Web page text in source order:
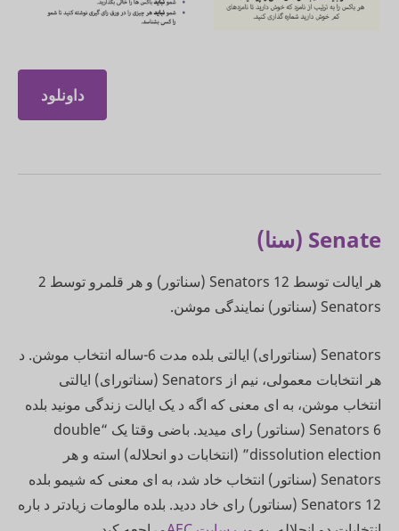
داونلود
Senate (سنا)
هر ایالت توسط 12 Senators (سناتور) و هر قلمرو توسط 2
Senators (سناتور) نمایندگی موشن.
Senators (سناتورای) ایالتی بلده مدت 6-ساله انتخاب موشن. د
هر انتخابات معمولی، نیم از Senators (سناتورای) ایالتی
انتخاب موشن، به ای معنی که اگه د یک ایالت زندگی مونید بلده
6 Senators (سناتور) رای میدید. باضی وقتا یک “double
dissolution election” (انتخابات دو انحلاله) استه و هر
Senators (سناتور) انتخاب خاد شد، به ای معنی که شیمو بلده
12 Senators (سناتور) رای خاد ددید. بلده مالومات زیادتر د باره